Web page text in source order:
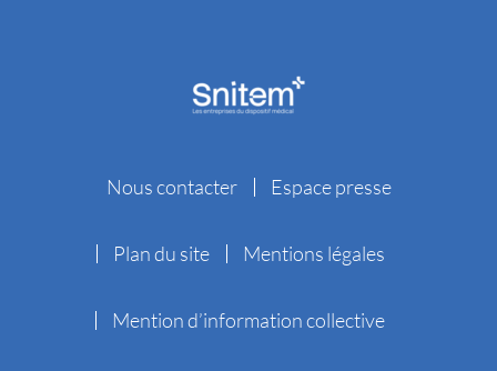
Nous contacter Espace presse
Plan du site Mentions légales
Mention d’information collective